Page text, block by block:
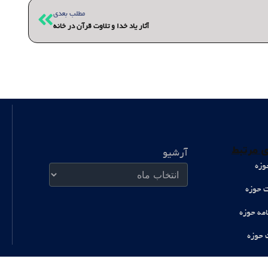
مطلب بعدی
آثار یاد خدا و تلاوت قرآن در خانه
بعدی
مرتبط
حوزه
حوزه
حوزه
آرشیو
آرشیو